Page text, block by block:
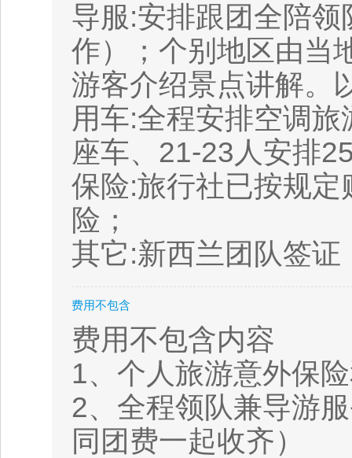
导服:安排跟团全陪
作）；个别地区由当
游客介绍景点讲解。
用车:全程安排空调
座车、21-23人安排
保险:旅行社已按规
险；
其它:新西兰团队签
费用不包含
费用不包含内容
1、个人旅游意外保
2、全程领队兼导游
同团费一起收齐）